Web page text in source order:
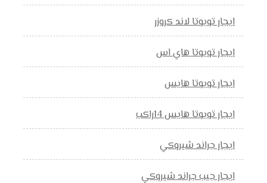
ايجار تويوتا لاند كروزر
ايجار تويوتا هاي اس
ايجار تويوتا هايس
ايجار تويوتا هايس 14راكب
ايجار جراند شيروكي
ايجار جيب جراند شيروكي